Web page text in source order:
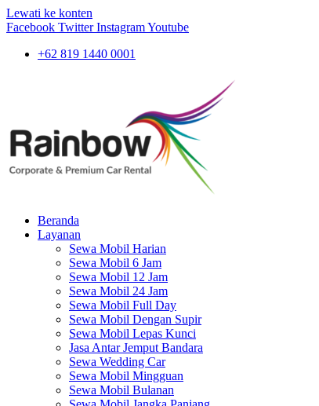
Lewati ke konten
Facebook Twitter InstagramYoutube
+62 819 1440 0001
Beranda
Layanan
Sewa Mobil Harian
Sewa Mobil 6 Jam
Sewa Mobil 12 Jam
Sewa Mobil 24 Jam
Sewa Mobil Full Day
Sewa Mobil Dengan Supir
Sewa Mobil Lepas Kunci
Jasa Antar Jemput Bandara
Sewa Wedding Car
Sewa Mobil Mingguan
Sewa Mobil Bulanan